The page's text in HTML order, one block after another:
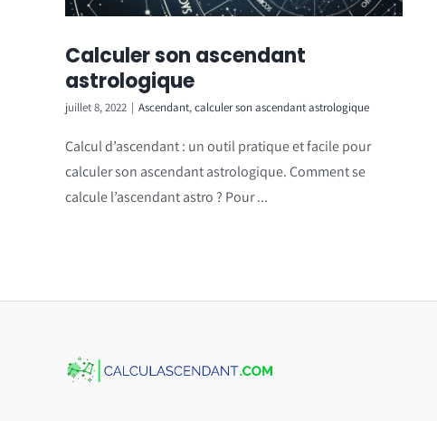
Calculer son ascendant
astrologique
juillet 8, 2022 | Ascendant,calculer son ascendant astrologique
Calcul d’ascendant : un outil pratique et facile pour
calculer son ascendant astrologique. Comment se
calcule l’ascendant astro ? Pour ...